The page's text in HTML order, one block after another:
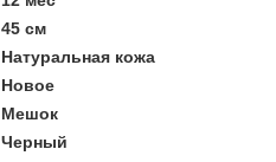
45 см
Натуральная кожа
Новое
Мешок
Черный